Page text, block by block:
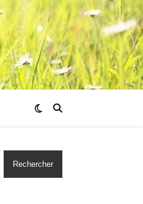
Rechercher